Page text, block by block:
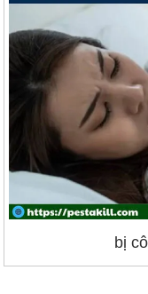
bị